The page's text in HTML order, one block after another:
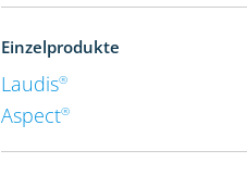
Einzelprodukte
Laudis®
Aspect®